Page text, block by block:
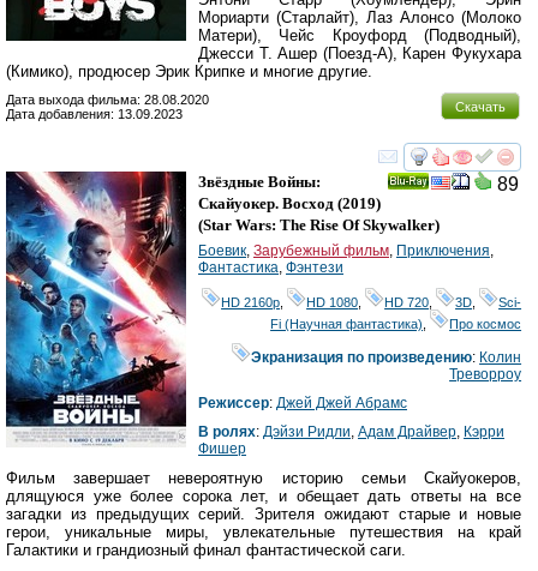
Мориарти (Старлайт), Лаз Алонсо (Молоко
Матери), Чейс Кроуфорд (Подводный),
Джесси Т. Ашер (Поезд-А), Карен Фукухара
(Кимико), продюсер Эрик Крипке и многие другие.
Скачать
Дата выхода фильма: 28.08.2020
Дата добавления: 13.09.2023
смотреть
89
Звёздные Войны:
Скайуокер. Восход (2019)
(Star Wars: The Rise Of Skywalker)
Боевик, Зарубежный фильм, Приключения,
Фантастика, Фэнтези
HD 2160р, HD 1080, HD 720, 3D,
Sci-
Fi (Научная фантастика), Про космос
Экранизация по произведению: Колин
Треворроу
Режиссер: Джей Джей Абрамс
В ролях: Дэйзи Ридли, Адам Драйвер, Кэрри
Фишер
Фильм завершает невероятную историю семьи Скайуокеров,
длящуюся уже более сорока лет, и обещает дать ответы на все
загадки из предыдущих серий. Зрителя ожидают старые и новые
герои, уникальные миры, увлекательные путешествия на край
Галактики и грандиозный финал фантастической саги.